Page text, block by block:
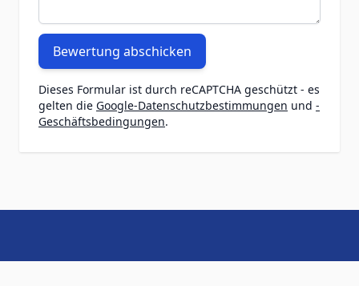
Bewertung abschicken
Dieses Formular ist durch reCAPTCHA geschützt - es
gelten die Google-Datenschutzbestimmungen und -
Geschäftsbedingungen.